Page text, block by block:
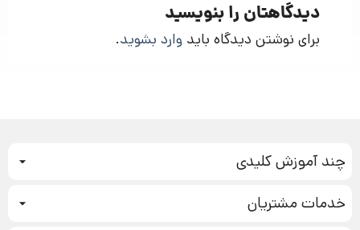
دیدگاهتان را بنویسید
برای نوشتن دیدگاه باید وارد بشوید.
چند آموزش کلیدی
بازاریابی عصبی
خدمات مشتریان